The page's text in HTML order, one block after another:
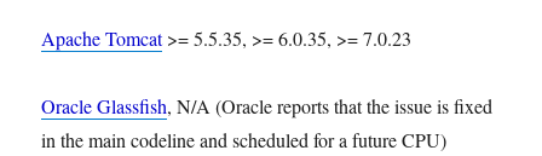
Apache Tomcat>= 5.5.35, >= 6.0.35, >= 7.0.23
Oracle Glassfish, N/A (Oracle reports that the issue is fixed
in the main codeline and scheduled for a future CPU)